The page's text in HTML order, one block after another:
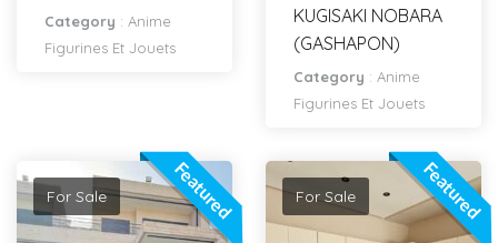
Category : Anime
Figurines Et Jouets
KUGISAKI NOBARA
(GASHAPON)
Category : Anime
Figurines Et Jouets
Featured
For Sale Featured
For Sale